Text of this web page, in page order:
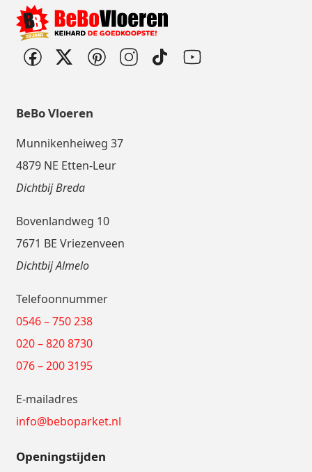
BeBo Vloeren
Munnikenheiweg 37
4879 NE Etten-Leur
Dichtbij Breda
Bovenlandweg 10
7671 BE Vriezenveen
Dichtbij Almelo
Telefoonnummer
0546 – 750 238
020 – 820 8730
076 – 200 3195
E-mailadres
info@beboparket.nl
Openingstijden